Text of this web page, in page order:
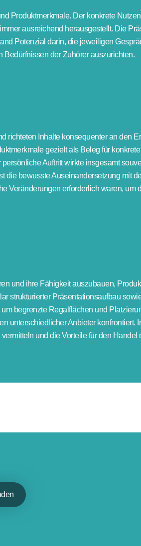
Produktmerkmale. Der konkrete
ausreichend herausgestellt. Die
Potenzial darin, die jeweiligen
der Zuhörer auszurichten.
richteten Inhalte konsequenter an den
gezielt als Beleg für
Auftritt wirkte insgesamt
bewusste Auseinandersetzung mit
Veränderungen erforderlich waren, um
und ihre Fähigkeit auszubauen,
strukturierter Präsentationsaufbau
begrenzte Regalflächen und
unterschiedlicher Anbieter konfrontiert.
und die Vorteile für den Handel